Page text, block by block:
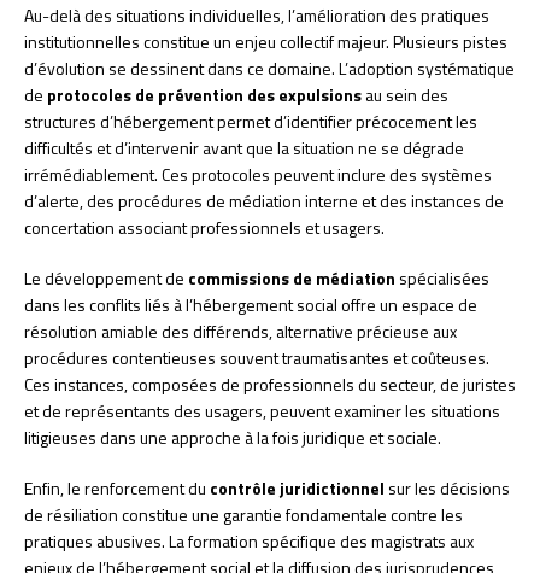
Au-delà des situations individuelles, l’amélioration des pratiques
institutionnelles constitue un enjeu collectif majeur. Plusieurs pistes
d’évolution se dessinent dans ce domaine. L’adoption systématique
de protocoles de prévention des expulsionsau sein des
structures d’hébergement permet d’identifier précocement les
difficultés et d’intervenir avant que la situation ne se dégrade
irrémédiablement. Ces protocoles peuvent inclure des systèmes
d’alerte, des procédures de médiation interne et des instances de
concertation associant professionnels et usagers.
Le développement de commissions de médiation spécialisées
dans les conflits liés à l’hébergement social offre un espace de
résolution amiable des différends, alternative précieuse aux
procédures contentieuses souvent traumatisantes et coûteuses.
Ces instances, composées de professionnels du secteur, de juristes
et de représentants des usagers, peuvent examiner les situations
litigieuses dans une approche à la fois juridique et sociale.
Enfin, le renforcement du contrôle juridictionnel sur les décisions
de résiliation constitue une garantie fondamentale contre les
pratiques abusives. La formation spécifique des magistrats aux
enjeux de l’hébergement social et la diffusion des jurisprudences